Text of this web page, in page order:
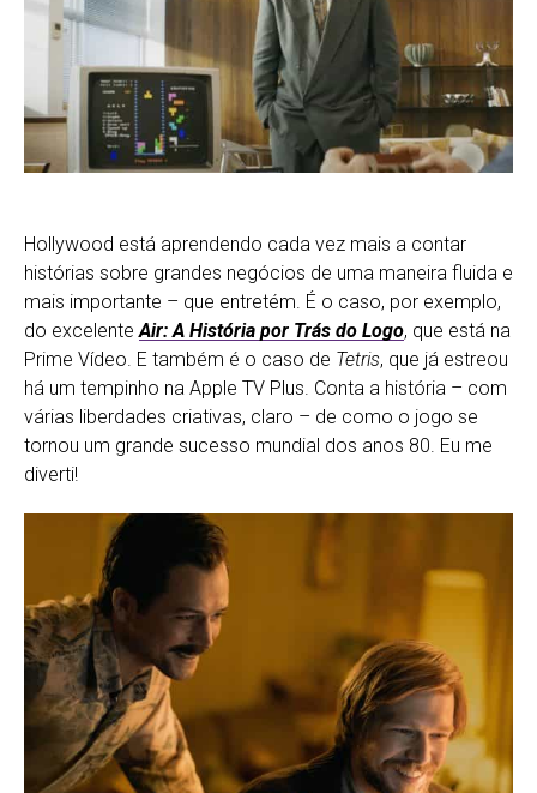
Hollywood está aprendendo cada vez mais a contar
histórias sobre grandes negócios de uma maneira fluida e
mais importante – que entretém. É o caso, por exemplo,
do excelenteAir: A História por Trás do Logo, que está na
Prime Vídeo. E também é o caso de Tetris, que já estreou
há um tempinho na Apple TV Plus. Conta a história – com
várias liberdades criativas, claro – de como o jogo se
tornou um grande sucesso mundial dos anos 80. Eu me
diverti!